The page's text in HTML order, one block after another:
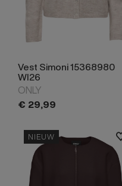
Vest Simoni 15368980
WI26
ONLY
€ 29,99
NIEUW